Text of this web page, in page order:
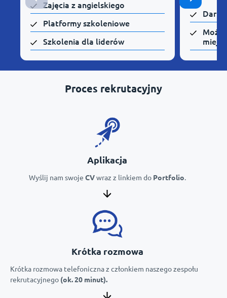
Zajęcia z angielskiego
Platformy szkoleniowe
Szkolenia dla liderów
Proces rekrutacyjny
Aplikacja
Wyślij nam swoje CVwraz z linkiem do Portfolio.
Krótka rozmowa
Krótka rozmowa telefoniczna z członkiem naszego zespołu
rekrutacyjnego (ok. 20 minut).